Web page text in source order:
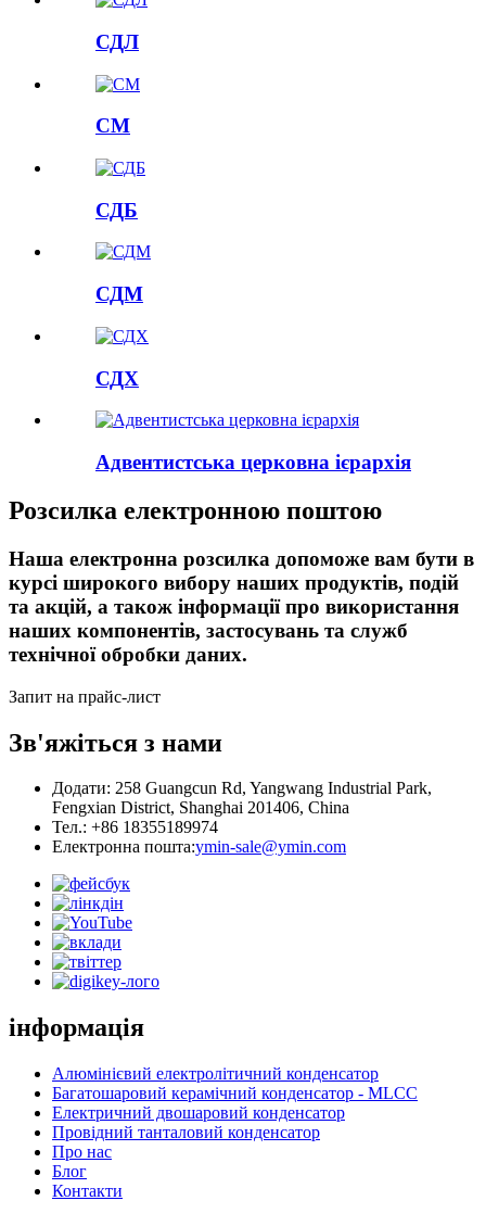
СДЛ
СМ
СДБ
СДМ
СДХ
Адвентистська церковна ієрархія
Розсилка електронною поштою
Наша електронна розсилка допоможе вам бути в
курсі широкого вибору наших продуктів, подій
та акцій, а також інформації про використання
наших компонентів, застосувань та служб
технічної обробки даних.
Запит на прайс-лист
Зв'яжіться з нами
Додати: 258 Guangcun Rd, Yangwang Industrial Park,
Fengxian District, Shanghai 201406, China
Тел.: +86 18355189974
Електронна пошта:ymin-sale@ymin.com
інформація
Алюмінієвий електролітичний конденсатор
Багатошаровий керамічний конденсатор - MLCC
Електричний двошаровий конденсатор
Провідний танталовий конденсатор
Про нас
Блог
Контакти